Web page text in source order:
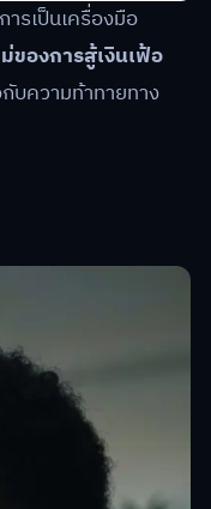
รเป็นเครื่องมือ
ของการสู้เงินเฟ้อ
บความท้าทายทาง